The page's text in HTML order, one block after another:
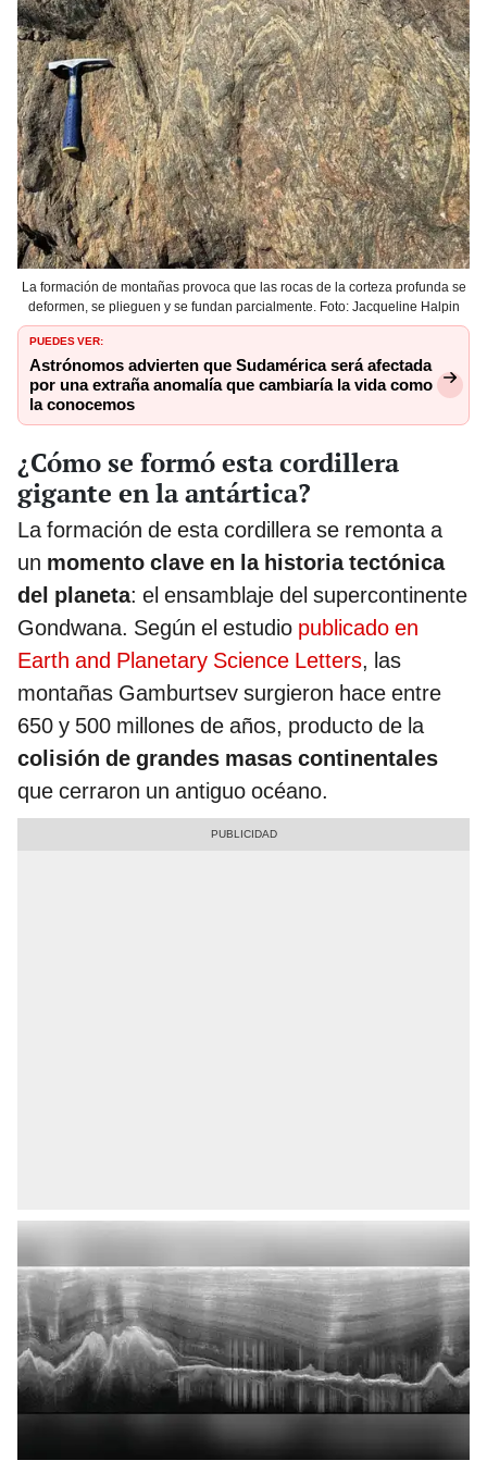
La formación de montañas provoca que las rocas de la corteza profunda se
deformen, se plieguen y se fundan parcialmente. Foto: Jacqueline Halpin
PUEDES VER:
Astrónomos advierten que Sudamérica será afectada
por una extraña anomalía que cambiaría la vida como
la conocemos
¿Cómo se formó esta cordillera
gigante en la antártica?
La formación de esta cordillera se remonta a
un momento clave en la historia tectónica
del planeta: el ensamblaje del supercontinente
Gondwana. Según el estudio publicado en
Earth and Planetary Science Letters, las
montañas Gamburtsev surgieron hace entre
650 y 500 millones de años, producto de la
colisión de grandes masas continentales
que cerraron un antiguo océano.